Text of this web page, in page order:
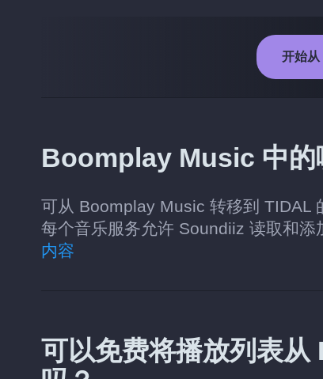
开始
Boomplay Music 中的
可从 Boomplay Music 转移到 TIDAL
每个音乐服务允许 Soundiiz 读取和添
内容
可以免费将播放列表